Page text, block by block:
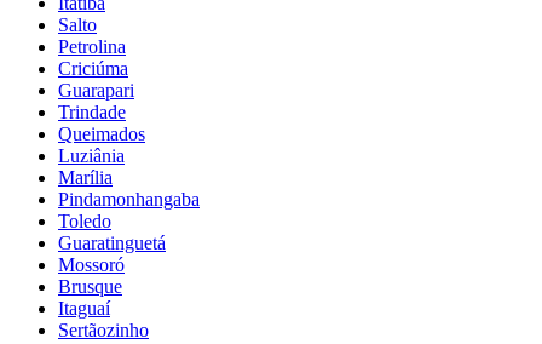
Salto
Petrolina
Criciúma
Guarapari
Trindade
Queimados
Luziânia
Marília
Pindamonhangaba
Toledo
Guaratinguetá
Mossoró
Brusque
Itaguaí
Sertãozinho